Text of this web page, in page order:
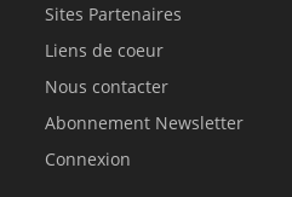
Sites Partenaires
Liens de coeur
Nous contacter
Abonnement Newsletter
Connexion